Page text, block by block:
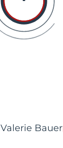
Valerie Bauer